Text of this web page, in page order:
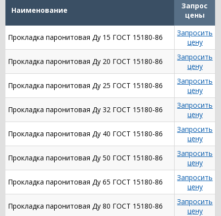
Наименование
Запрос
цены
Прокладка паронитовая Ду 15 ГОСТ 15180-86
Запросить
цену
Прокладка паронитовая Ду 20 ГОСТ 15180-86
Запросить
цену
Прокладка паронитовая Ду 25 ГОСТ 15180-86
Запросить
цену
Прокладка паронитовая Ду 32 ГОСТ 15180-86
Запросить
цену
Прокладка паронитовая Ду 40 ГОСТ 15180-86
Запросить
цену
Прокладка паронитовая Ду 50 ГОСТ 15180-86
Запросить
цену
Прокладка паронитовая Ду 65 ГОСТ 15180-86
Запросить
цену
Прокладка паронитовая Ду 80 ГОСТ 15180-86
Запросить
цену